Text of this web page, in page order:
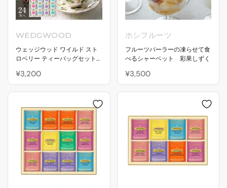
WEDGWOOD
ウェッジウッド ワイルド スト
ロベリー ティーバッグセット
¥3,200
ホシフルーツ
フルーツパーラーの凍らせて食
べるシャーベット 彩果しずく
¥3,500